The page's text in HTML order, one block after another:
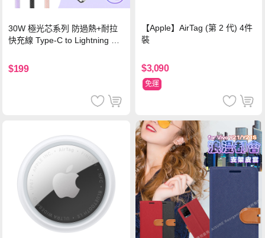
30W 極光芯系列 防過熱+耐拉
快充線 Type-C to Lightning 傳
$199
【Apple】AirTag (第 2 代) 4件
裝
$3,090
免運